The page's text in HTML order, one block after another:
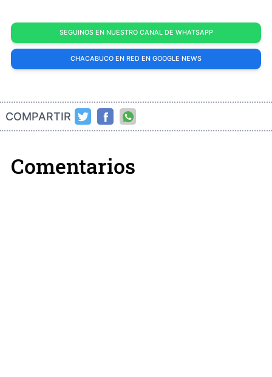
SEGUINOS EN NUESTRO CANAL DE WHATSAPP
CHACABUCO EN RED EN GOOGLE NEWS
COMPARTIR
Comentarios